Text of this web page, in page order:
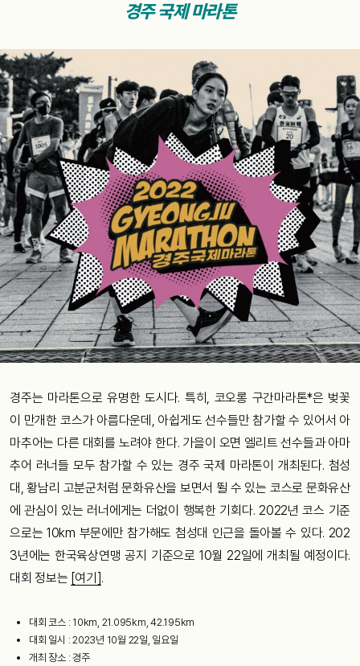
경주 국제 마라톤
경주는 마라톤으로 유명한 도시다. 특히, 코오롱 구간마라톤*은 벚꽃
이 만개한 코스가 아름다운데, 아쉽게도 선수들만 참가할 수 있어서 아
마추어는 다른 대회를 노려야 한다. 가을이 오면 엘리트 선수들과 아마
추어 러너들 모두 참가할 수 있는 경주 국제 마라톤이 개최된다. 첨성
대, 황남리 고분군처럼 문화유산을 보면서 뛸 수 있는 코스로 문화유산
에 관심이 있는 러너에게는 더없이 행복한 기회다. 2022년 코스 기준
으로는 10km 부문에만 참가해도 첨성대 인근을 돌아볼 수 있다. 202
3년에는 한국육상연맹 공지 기준으로 10월 22일에 개최될 예정이다.
대회 정보는 [여기] .
대회 코스 : 10km, 21.095km, 42.195km
대회 일시 : 2023년 10월 22일, 일요일
개최 장소 : 경주